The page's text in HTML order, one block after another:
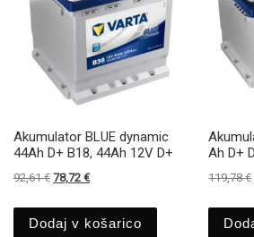
Akumulator BLUE dynamic
44Ah D+ B18, 44Ah 12V D+
92,61€ Izvirna cena je bila: 92,61 €.
78,72 €Trenutna cena je: 78,72 €.
Dodaj v košarico
Ah D+
119,78€